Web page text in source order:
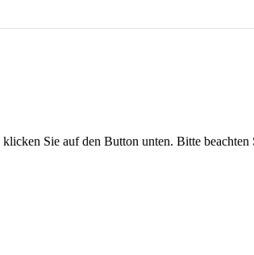
Sie auf den Button unten. Bitte beachten